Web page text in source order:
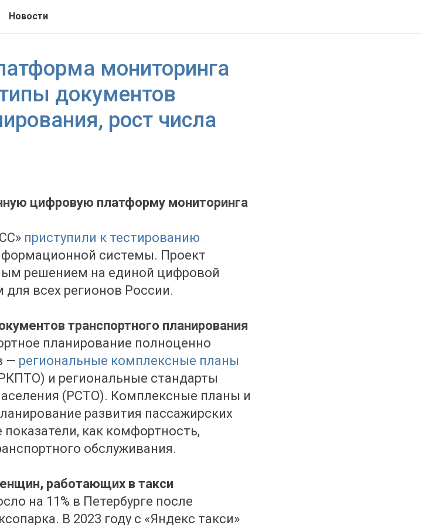
Новости
мониторинга
документов
рост числа
цифровую платформу мониторинга
приступили к тестированию
системы. Проект
решением на единой цифровой
всех регионов России.
транспортного планирования
планирование полноценно
— региональные комплексные планы
и региональные стандарты
(РСТО). Комплексные планы и
развития пассажирских
как комфортность,
обслуживания.
работающих в такси
на 11% в Петербурге после
В 2023 году с «Яндекс такси»